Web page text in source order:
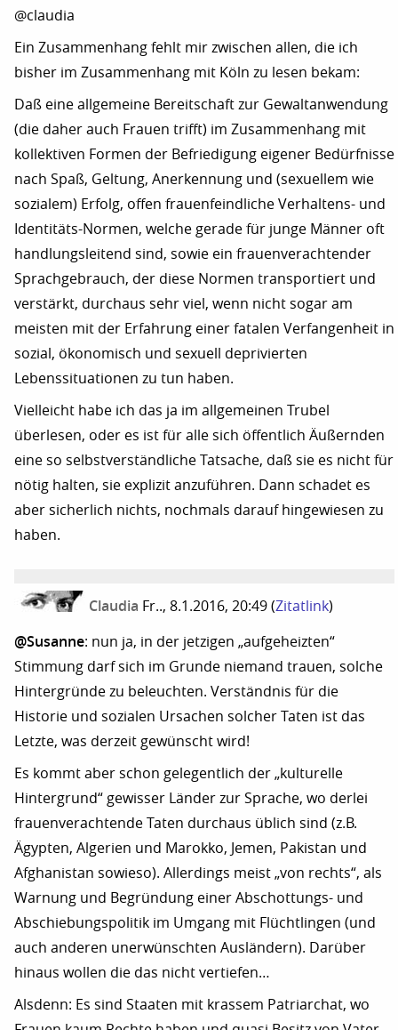
@claudia
Ein Zusammenhang fehlt mir zwischen allen, die ich
bisher im Zusammenhang mit Köln zu lesen bekam:
Daß eine allgemeine Bereitschaft zur Gewaltanwendung
(die daher auch Frauen trifft) im Zusammenhang mit
kollektiven Formen der Befriedigung eigener Bedürfnisse
nach Spaß, Geltung, Anerkennung und (sexuellem wie
sozialem) Erfolg, offen frauenfeindliche Verhaltens- und
Identitäts-Normen, welche gerade für junge Männer oft
handlungsleitend sind, sowie ein frauenverachtender
Sprachgebrauch, der diese Normen transportiert und
verstärkt, durchaus sehr viel, wenn nicht sogar am
meisten mit der Erfahrung einer fatalen Verfangenheit in
sozial, ökonomisch und sexuell deprivierten
Lebenssituationen zu tun haben.
Vielleicht habe ich das ja im allgemeinen Trubel
überlesen, oder es ist für alle sich öffentlich Äußernden
eine so selbstverständliche Tatsache, daß sie es nicht für
nötig halten, sie explizit anzuführen. Dann schadet es
aber sicherlich nichts, nochmals darauf hingewiesen zu
haben.
Claudia Fr.., 8.1.2016, 20:49 (Zitatlink)
@Susanne: nun ja, in der jetzigen „aufgeheizten“
Stimmung darf sich im Grunde niemand trauen, solche
Hintergründe zu beleuchten. Verständnis für die
Historie und sozialen Ursachen solcher Taten ist das
Letzte, was derzeit gewünscht wird!
Es kommt aber schon gelegentlich der „kulturelle
Hintergrund“ gewisser Länder zur Sprache, wo derlei
frauenverachtende Taten durchaus üblich sind (z.B.
Ägypten, Algerien und Marokko, Jemen, Pakistan und
Afghanistan sowieso). Allerdings meist „von rechts“, als
Warnung und Begründung einer Abschottungs- und
Abschiebungspolitik im Umgang mit Flüchtlingen (und
auch anderen unerwünschten Ausländern). Darüber
hinaus wollen die das nicht vertiefen…
Alsdenn: Es sind Staaten mit krassem Patriarchat, wo